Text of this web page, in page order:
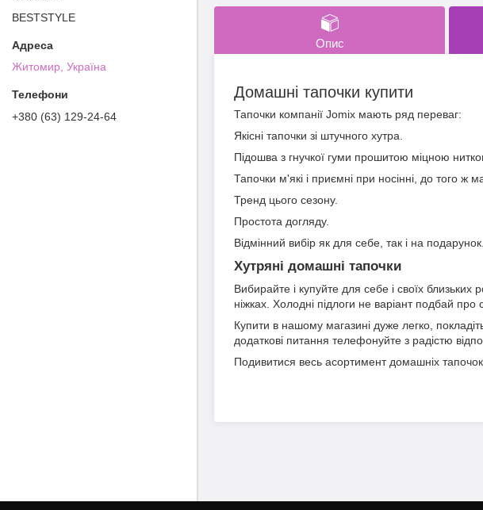
Опис
Домашні тапочки купити
Тапочки компанії Jomix мають ряд переваг:
Якісні тапочки зі штучного хутра.
Підошва з гнучкої гуми прошитою міцною
Тапочки м'які і приємні при носінні, до того ж
Тренд цього сезону.
Простота догляду.
Відмінний вибір як для себе, так і на подарунок.
Хутряні домашні тапочки
Вибирайте і купуйте для себе і своїх
ніжках. Холодні підлоги не варіант подбай
Купити в нашому магазині дуже легко,
додаткові питання телефонуйте з радістю
Подивитися весь асортимент домашніх
BESTSTYLE
Житомир, Україна
+380 (63) 129-24-64